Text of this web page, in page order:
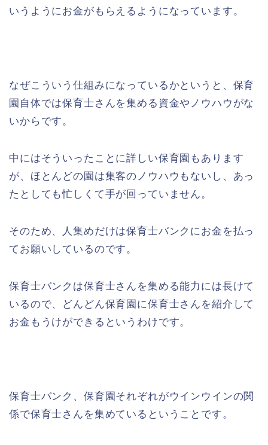
いうようにお金がもらえるようになっています。
なぜこういう仕組みになっているかというと、保育
園自体では保育士さんを集める資金やノウハウがな
いからです。
中にはそういったことに詳しい保育園もあります
が、ほとんどの園は集客のノウハウもないし、あっ
たとしても忙しくて手が回っていません。
そのため、人集めだけは保育士バンクにお金を払っ
てお願いしているのです。
保育士バンクは保育士さんを集める能力には長けて
いるので、どんどん保育園に保育士さんを紹介して
お金もうけができるというわけです。
保育士バンク、保育園それぞれがウインウインの関
係で保育士さんを集めているということです。